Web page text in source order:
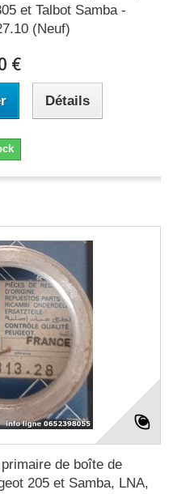
et Talbot Samba -
(Neuf)
€
Détails
de boîte de
205 et Samba, LNA,